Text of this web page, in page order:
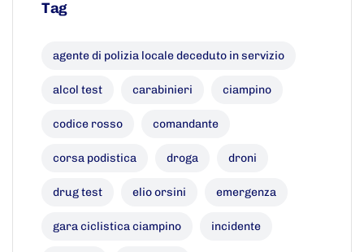
Tag
agente di polizia locale deceduto in servizio
alcol test carabinieri ciampino
codice rosso comandante
corsa podistica droga droni
drug test elio orsini emergenza
gara ciclistica ciampino incidente